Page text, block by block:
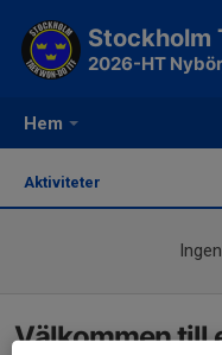
Hem
Stockholm
2026-HT
Aktiviteter
Välkommen till